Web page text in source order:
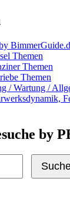
Themen
Themen
Themen
/ Wartung /
by